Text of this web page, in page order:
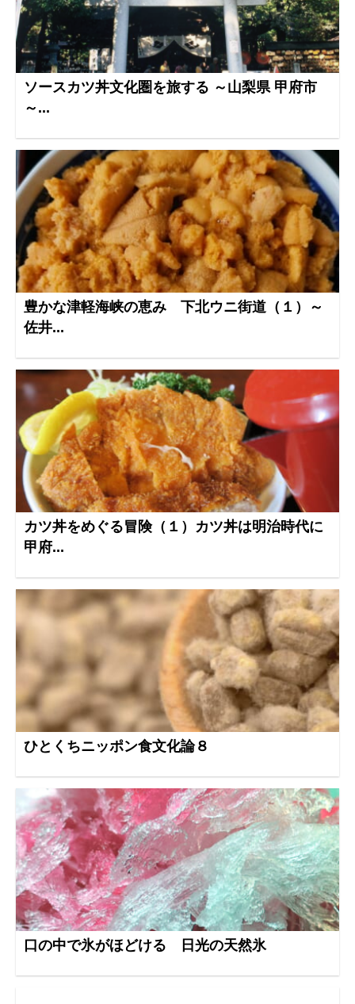
ソースカツ丼文化圏を旅する ～山梨県 甲府市
～...
豊かな津軽海峡の恵み 下北ウニ街道（１）～
佐井...
カツ丼をめぐる冒険（１）カツ丼は明治時代に
甲府...
ひとくちニッポン食文化論８
口の中で氷がほどける 日光の天然氷